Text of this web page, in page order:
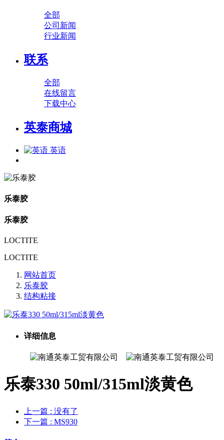
全部
公司新闻
行业新闻
联系
全部
在线留言
下载中心
英泰商城
英语
乐泰胶
乐泰胶
LOCTITE
LOCTITE
网站首页
乐泰胶
结构粘接
详细信息
乐泰330 50ml/315ml淡黄色
上一篇 : 没有了
下一篇 : MS930